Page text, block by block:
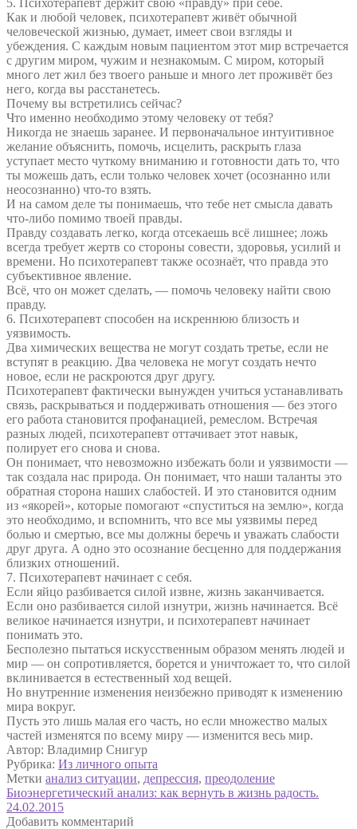
Как и любой человек, психотерапевт живёт обычной
человеческой жизнью, думает, имеет свои взгляды и
убеждения. С каждым новым пациентом этот мир встречается
с другим миром, чужим и незнакомым. С миром, который
много лет жил без твоего раньше и много лет проживёт без
него, когда вы расстанетесь.
Почему вы встретились сейчас?
Что именно необходимо этому человеку от тебя?
Никогда не знаешь заранее. И первоначальное интуитивное
желание объяснить, помочь, исцелить, раскрыть глаза
уступает место чуткому вниманию и готовности дать то, что
ты можешь дать, если только человек хочет (осознанно или
неосознанно) что-то взять.
И на самом деле ты понимаешь, что тебе нет смысла давать
что-либо помимо твоей правды.
Правду создавать легко, когда отсекаешь всё лишнее; ложь
всегда требует жертв со стороны совести, здоровья, усилий и
времени. Но психотерапевт также осознаёт, что правда это
субъективное явление.
Всё, что он может сделать, — помочь человеку найти свою
правду.
6. Психотерапевт способен на искреннюю близость и
уязвимость.
Два химических вещества не могут создать третье, если не
вступят в реакцию. Два человека не могут создать нечто
новое, если не раскроются друг другу.
Психотерапевт фактически вынужден учиться устанавливать
связь, раскрываться и поддерживать отношения — без этого
его работа становится профанацией, ремеслом. Встречая
разных людей, психотерапевт оттачивает этот навык,
полирует его снова и снова.
Он понимает, что невозможно избежать боли и уязвимости —
так создала нас природа. Он понимает, что наши таланты это
обратная сторона наших слабостей. И это становится одним
из «якорей», которые помогают «спуститься на землю», когда
это необходимо, и вспомнить, что все мы уязвимы перед
болью и смертью, все мы должны беречь и уважать слабости
друг друга. А одно это осознание бесценно для поддержания
близких отношений.
7. Психотерапевт начинает с себя.
Если яйцо разбивается силой извне, жизнь заканчивается.
Если оно разбивается силой изнутри, жизнь начинается. Всё
великое начинается изнутри, и психотерапевт начинает
понимать это.
Бесполезно пытаться искусственным образом менять людей и
мир — он сопротивляется, борется и уничтожает то, что силой
вклинивается в естественный ход вещей.
Но внутренние изменения неизбежно приводят к изменению
мира вокруг.
Пусть это лишь малая его часть, но если множество малых
частей изменятся по всему миру — изменится весь мир.
Автор: Владимир Снигур
Рубрика: Из личного опыта
Метки анализ ситуации, депрессия, преодоление
Навигация
по
Предыдущая
запись:
Биоэнергетический анализ: как вернуть в жизнь радость.
Следующая
запись:
24.02.2015
Добавить комментарий